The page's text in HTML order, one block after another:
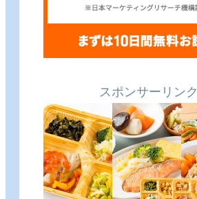
スポンサーリンク